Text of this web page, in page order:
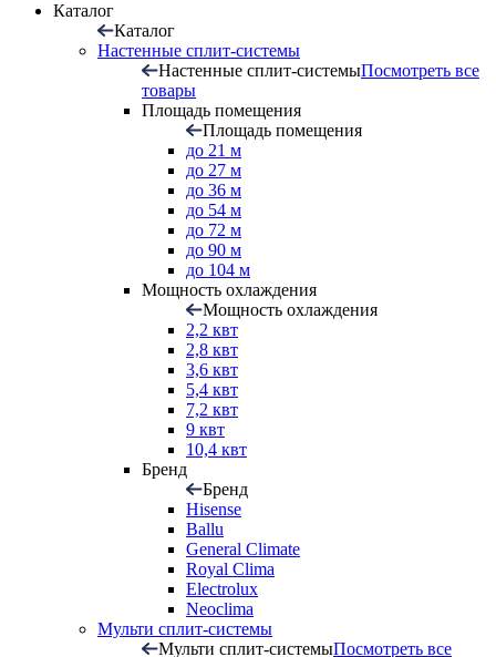
Каталог
Каталог
Настенные сплит-системы
Настенные сплит-системыПосмотреть все
товары
Площадь помещения
Площадь помещения
до 21 м
до 27 м
до 36 м
до 54 м
до 72 м
до 90 м
до 104 м
Мощность охлаждения
Мощность охлаждения
2,2 квт
2,8 квт
3,6 квт
5,4 квт
7,2 квт
9 квт
10,4 квт
Бренд
Бренд
Hisense
Ballu
General Climate
Royal Clima
Electrolux
Neoclima
Мульти сплит-системы
Мульти сплит-системыПосмотреть все